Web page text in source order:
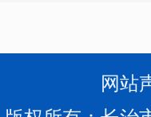
网站